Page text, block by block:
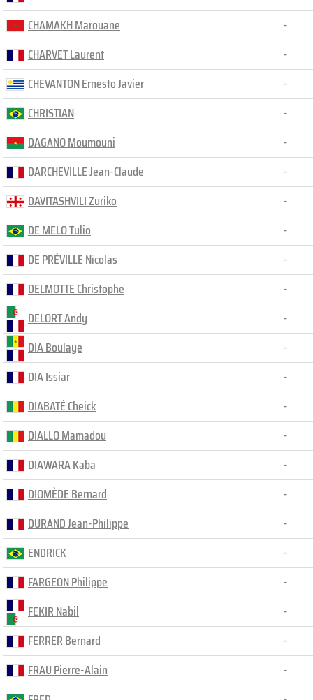
CHAMAKH Marouane
-
CHARVET Laurent
-
CHEVANTON Ernesto Javier
-
CHRISTIAN
-
DAGANO Moumouni
-
DARCHEVILLE Jean-Claude
-
DAVITASHVILI Zuriko
-
DE MELO Tulio
-
DE PRÉVILLE Nicolas
-
DELMOTTE Christophe
-
DELORT Andy
-
DIA Boulaye
-
DIA Issiar
-
DIABATÉ Cheick
-
DIALLO Mamadou
-
DIAWARA Kaba
-
DIOMÈDE Bernard
-
DURAND Jean-Philippe
-
ENDRICK
-
FARGEON Philippe
-
FEKIR Nabil
-
FERRER Bernard
-
FRAU Pierre-Alain
-